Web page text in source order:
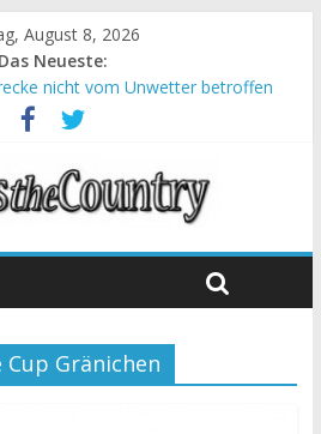
August 8, 2026
Das Neueste:
nicht vom Unwetter betroffen
Mountainbike-Bundesliga
Siege für Carod und Richards
Race: Weltmeister Seewald führt
beim ersten XCO-Rennen der
Cup Gränichen